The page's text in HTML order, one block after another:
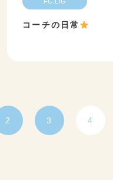
FC.LIG
コーチの日常
2 3 4